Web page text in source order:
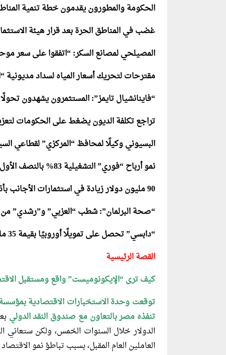
الحكومة والمطورون يقدمون خطة تنمية
غضب في المناطق الحرة بعد قرار هيئة
المصيلحي لمصانع السكر: “اتفقوا على سعر
مقترحات لتحريك أسعار المياه لسداد مديونية
“فاينانشيال تايمز”: المستثمرون يشهدون
تراجع تكلفة الديون يضغط على الحكومات
البسيوني وكيلًا لمحافظ “المركزي” لقطاعي
نمو أرباح “فوري” التشغيلية 83% بالنصف الأول من 2019
90 مليون دولار زيادة في استثمارات الأجانب بأذون الخزانة خلال يونيو
“صحة البرلمان”: شطب “العزبي” و”رشدي” من
“دابسي” تحصل على تمويلًا أوروبيًا بقيمة 35 مليون يورو
القصة الرئيسية
كيف ترى “الإيكونوميست” واقع ومستقبل
توقعت وحدة الاستخبارات الاقتصادية
تنفذه مصر بالتعاون مع صندوق النقدالدولي
الدولار خلال السنوات الخمس، ولكن ستعاني
العاملين العام المقبل، بسبب تباطؤ نمو